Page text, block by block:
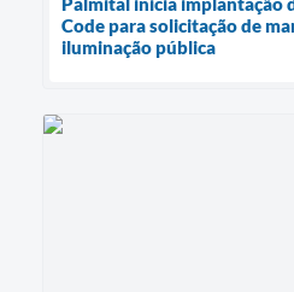
Code para solicitação de
iluminação pública